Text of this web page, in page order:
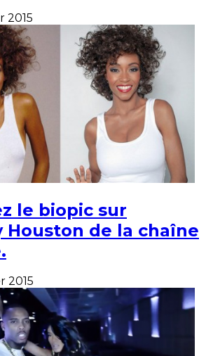
2015
le biopic sur
Houston de la chaîne
2015